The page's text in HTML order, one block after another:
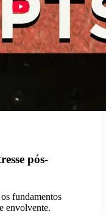
pós-
fundamentos
envolvente.